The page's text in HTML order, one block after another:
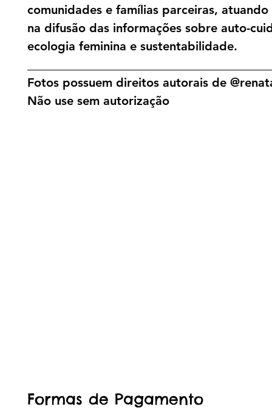
comunidades e famílias parceiras,
na difusão das informações sobre auto-
ecologia feminina e sustentabilidade.
Fotos possuem direitos autorais de
Não use sem autorização
Formas de Pagamento